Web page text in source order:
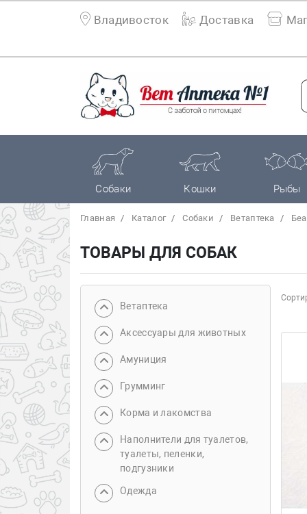
Владивосток Доставка
Собаки Кошки Рыбы
Главная Каталог Собаки Bетаптека
ТОВАРЫ ДЛЯ СОБАК
Bетаптека
Аксессуары для животных
Амуниция
Грумминг
Корма и лакомства
Наполнители для туалетов,
туалеты, пеленки,
подгузники
Одежда